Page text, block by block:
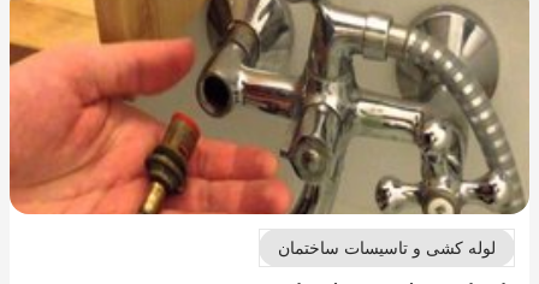
لوله کشی و تاسیسات ساختمان